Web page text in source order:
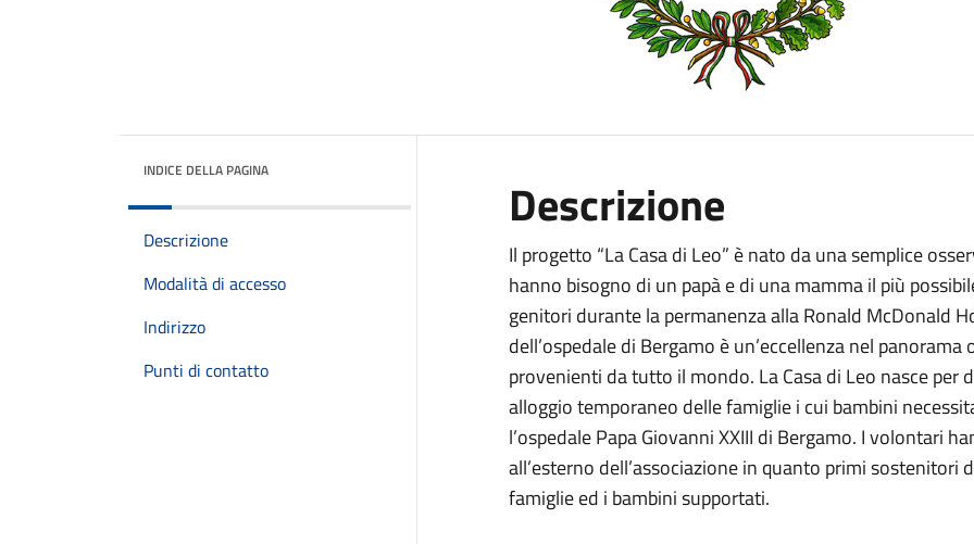
INDICE DELLA PAGINA
Descrizione
Modalità di accesso
Indirizzo
Punti di contatto
Descrizione
Il progetto “La Casa di Leo” è nato da una semplice
hanno bisogno di un papà e di una mamma il più
genitori durante la permanenza alla Ronald McDonald
dell’ospedale di Bergamo è un’eccellenza nel
provenienti da tutto il mondo. La Casa di Leo nasce per
alloggio temporaneo delle famiglie i cui bambini
l’ospedale Papa Giovanni XXIII di Bergamo. I volontari
all’esterno dell’associazione in quanto primi
famiglie ed i bambini supportati.